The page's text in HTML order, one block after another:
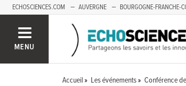
ECHOSCIENCES.COM AUVERGNE BOURGOGNE-FRANCHE-
MENU
Accueil Les événements Conférence